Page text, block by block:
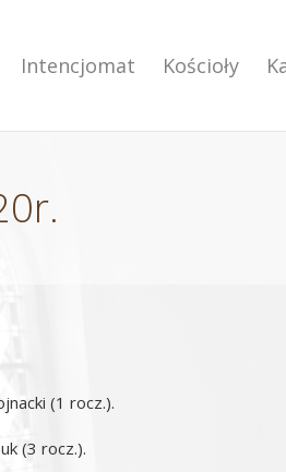
Intencjomat Kościoły
(1 rocz.).
(3 rocz.).